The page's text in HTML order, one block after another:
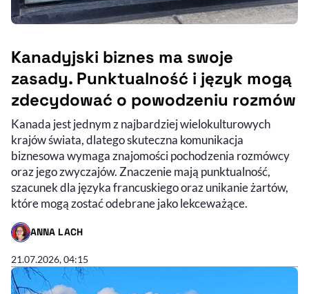
Kanadyjski biznes ma swoje
zasady. Punktualność i język mogą
zdecydować o powodzeniu rozmów
Kanada jest jednym z najbardziej wielokulturowych
krajów świata, dlatego skuteczna komunikacja
biznesowa wymaga znajomości pochodzenia rozmówcy
oraz jego zwyczajów. Znaczenie mają punktualność,
szacunek dla języka francuskiego oraz unikanie żartów,
które mogą zostać odebrane jako lekceważące.
ANNA LACH
- AUTOR ARTYKUŁU - PROFIL
21.07.2026, 04:15